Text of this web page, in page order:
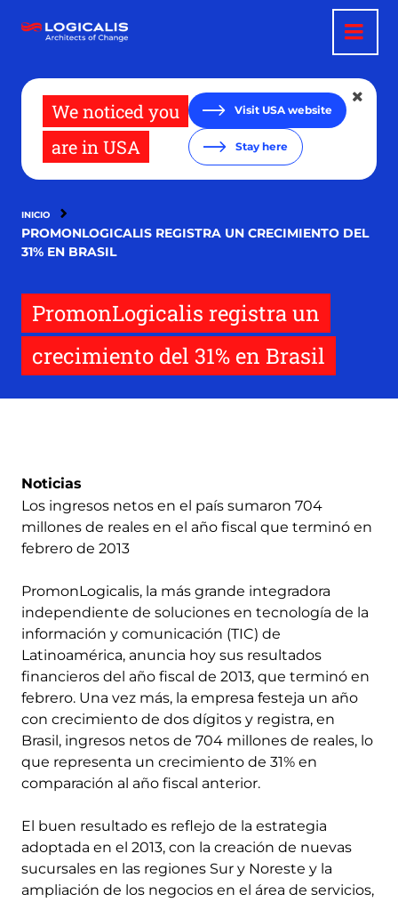
contenido
We noticed you
are in USA
Visit USA website
Stay here
INICIO
PROMONLOGICALIS REGISTRA UN CRECIMIENTO DEL
31% EN BRASIL
PromonLogicalis registra un
crecimiento del 31% en Brasil
Noticias
Los ingresos netos en el país sumaron 704
millones de reales en el año fiscal que terminó en
febrero de 2013
PromonLogicalis, la más grande integradora
independiente de soluciones en tecnología de la
información y comunicación (TIC) de
Latinoamérica, anuncia hoy sus resultados
financieros del año fiscal de 2013, que terminó en
febrero. Una vez más, la empresa festeja un año
con crecimiento de dos dígitos y registra, en
Brasil, ingresos netos de 704 millones de reales, lo
que representa un crecimiento de 31% en
comparación al año fiscal anterior.
El buen resultado es reflejo de la estrategia
adoptada en el 2013, con la creación de nuevas
sucursales en las regiones Sur y Noreste y la
ampliación de los negocios en el área de servicios,